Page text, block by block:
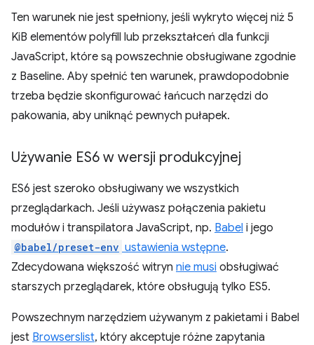
Ten warunek nie jest spełniony, jeśli wykryto więcej niż 5
KiB elementów polyfill lub przekształceń dla funkcji
JavaScript, które są powszechnie obsługiwane zgodnie
z Baseline. Aby spełnić ten warunek, prawdopodobnie
trzeba będzie skonfigurować łańcuch narzędzi do
pakowania, aby uniknąć pewnych pułapek.
Używanie ES6 w wersji produkcyjnej
ES6 jest szeroko obsługiwany we wszystkich
przeglądarkach. Jeśli używasz połączenia pakietu
modułów i transpilatora JavaScript, np. Babel i jego
@babel/preset-env ustawienia wstępne.
Zdecydowana większość witryn nie musi obsługiwać
starszych przeglądarek, które obsługują tylko ES5.
Powszechnym narzędziem używanym z pakietami i Babel
jest Browserslist, który akceptuje różne zapytania